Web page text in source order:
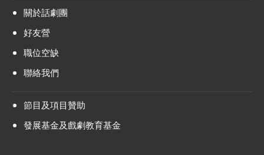
關於話劇團
好友營
職位空缺
聯絡我們
節目及項目贊助
發展基金及戲劇教育基金